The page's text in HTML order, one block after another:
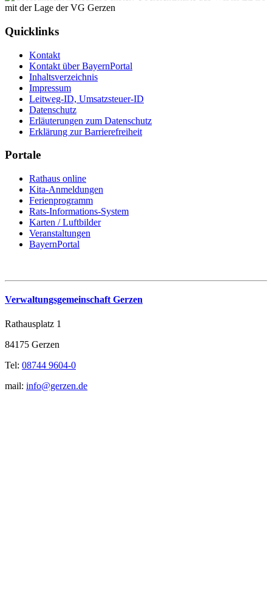
Quicklinks
Kontakt
Kontakt über BayernPortal
Inhaltsverzeichnis
Impressum
Leitweg-ID, Umsatzsteuer-ID
Datenschutz
Erläuterungen zum Datenschutz
Erklärung zur Barrierefreiheit
Portale
Rathaus online
Kita-Anmeldungen
Ferienprogramm
Rats-Informations-System
Karten / Luftbilder
Veranstaltungen
BayernPortal
Verwaltungsgemeinschaft Gerzen
Rathausplatz 1
84175 Gerzen
Tel: 08744 9604-0
mail: info@gerzen.de